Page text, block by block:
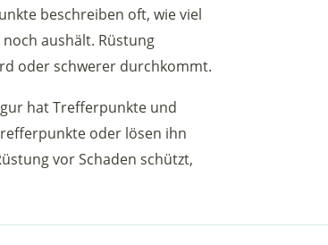
beschreiben oft, wie viel
aushält. Rüstung
oder schwerer durchkommt.
hat Trefferpunkte und
oder lösen ihn
vor Schaden schützt,